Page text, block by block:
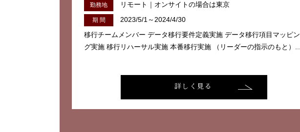
勤務地 リモート｜オンサイトの場合は東京
期 間
2023/5/1～2024/4/30
移行チームメンバー データ移行要件定義実施 データ移行項目マッピン
グ実施 移行リハーサル実施 本番移行実施 （リーダーの指示のもと）...
詳しく見る